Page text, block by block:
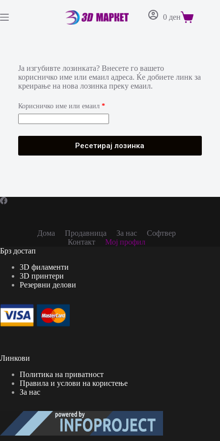
0 ден
Ја изгубивте лозинката? Внесете го вашето
корисничко име или емаил адреса. Ќе добиете линк за
креирање на нова лозинка преку емаил.
Корисничко име или емаил *
Ресетирај лозинка
Дома Продавница За нас
Софтвер
Контакт
Мој профил
Брз достап
3D филаменти
3D принтери
Резервни делови
Линкови
Политика на приватност
Правила и услови на користење
За нас